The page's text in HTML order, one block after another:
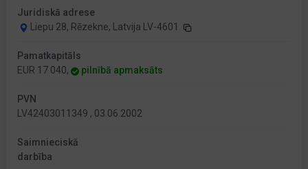
Juridiskā adrese
Liepu 28, Rēzekne, Latvija LV-4601
Pamatkapitāls
EUR 17 040,
pilnībā apmaksāts
PVN
LV42403011349 , 03.06.2002
Saimnieciskā
darbība